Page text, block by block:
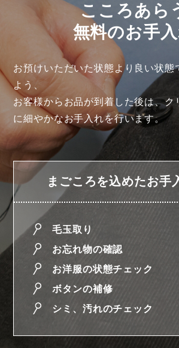
こころあら
無料のお手
お預けいただいた状態より良い状態
よう、
お客様からお品が到着した後は、ク
に細やかなお手入れを行います。
まごころを込めたお手
毛玉取り
お忘れ物の確認
お洋服の状態チェック
ボタンの補修
シミ、汚れのチェック